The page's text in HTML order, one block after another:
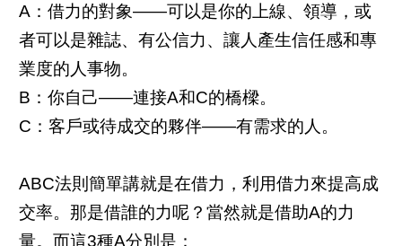
A：借力的對象——可以是你的上線、領導，或
者可以是雜誌、有公信力、讓人產生信任感和專
業度的人事物。
B：你自己——連接A和C的橋樑。
C：客戶或待成交的夥伴——有需求的人。
ABC法則簡單講就是在借力，利用借力來提高成
交率。那是借誰的力呢？當然就是借助A的力
量。而這3種A分別是：